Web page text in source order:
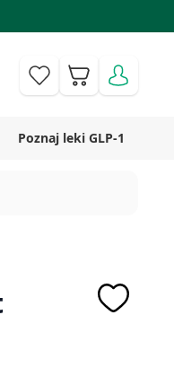
Koszyk
Intymne
submenu for Wellness
Poznaj leki GLP-1